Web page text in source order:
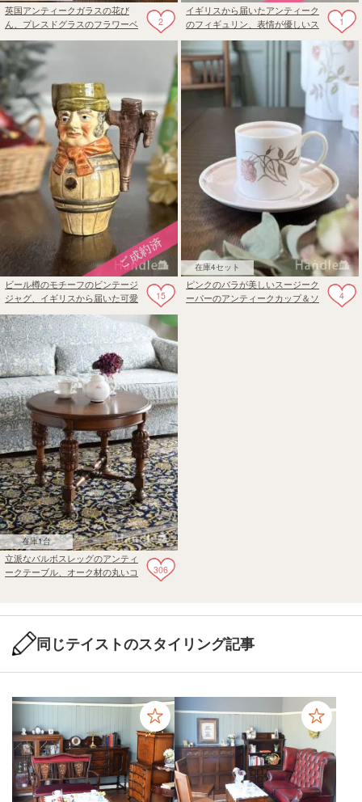
2
英国アンティークガラスの花び
ん、プレスドグラスのフラワーベ
1
イギリスから届いたアンティーク
のフィギュリン、表情が優しいス
15
ビール樽のモチーフのビンテージ
ジャグ、イギリスから届いた可愛
在庫4セット
4
ピンクのバラが美しいスージーク
ーパーのアンティークカップ＆ソ
在庫1台
306
立派なバルボスレッグのアンティ
ークテーブル、オーク材の丸いコ
同じテイストのスタイリング記事